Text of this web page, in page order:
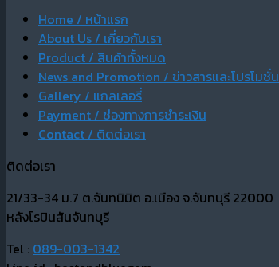
Home / หน้าแรก
About Us / เกี่ยวกับเรา
Product / สินค้าทั้งหมด
News and Promotion / ข่าวสารและโปรโมชั่น
Gallery / แกลเลอรี่
Payment / ช่องทางการชำระเงิน
Contact / ติดต่อเรา
ติดต่อเรา
21/33-34 ม.7 ต.จันทนิมิต อ.เมือง จ.จันทบุรี 22000
หลังโรบินสันจันทบุรี
Tel : 089-003-1342